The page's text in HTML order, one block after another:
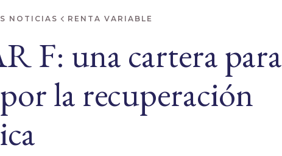
NOTICIAS RENTA VARIABLE
F: una cartera para
la recuperación